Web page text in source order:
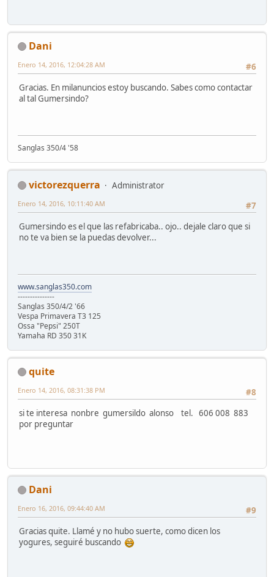
Dani
#6
Enero 14, 2016, 12:04:28 AM
Gracias. En milanuncios estoy buscando. Sabes como contactar
al tal Gumersindo?
Sanglas 350/4 '58
victorezquerra
Administrator
#7
Enero 14, 2016, 10:11:40 AM
Gumersindo es el que las refabricaba.. ojo.. dejale claro que si
no te va bien se la puedas devolver...
www.sanglas350.com
---------------
Sanglas 350/4/2 '66
Vespa Primavera T3 125
Ossa "Pepsi" 250T
Yamaha RD 350 31K
quite
#8
Enero 14, 2016, 08:31:38 PM
si te interesa nonbre gumersildo alonso tel. 606 008 883
por preguntar
Dani
#9
Enero 16, 2016, 09:44:40 AM
Gracias quite. Llamé y no hubo suerte, como dicen los
yogures, seguiré buscando